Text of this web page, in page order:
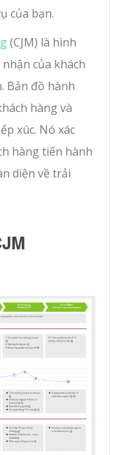
của bạn.
(CJM) là hình
của khách
Bản đồ hành
hàng và
xúc. Nó xác
hàng tiến hành
diện về trải